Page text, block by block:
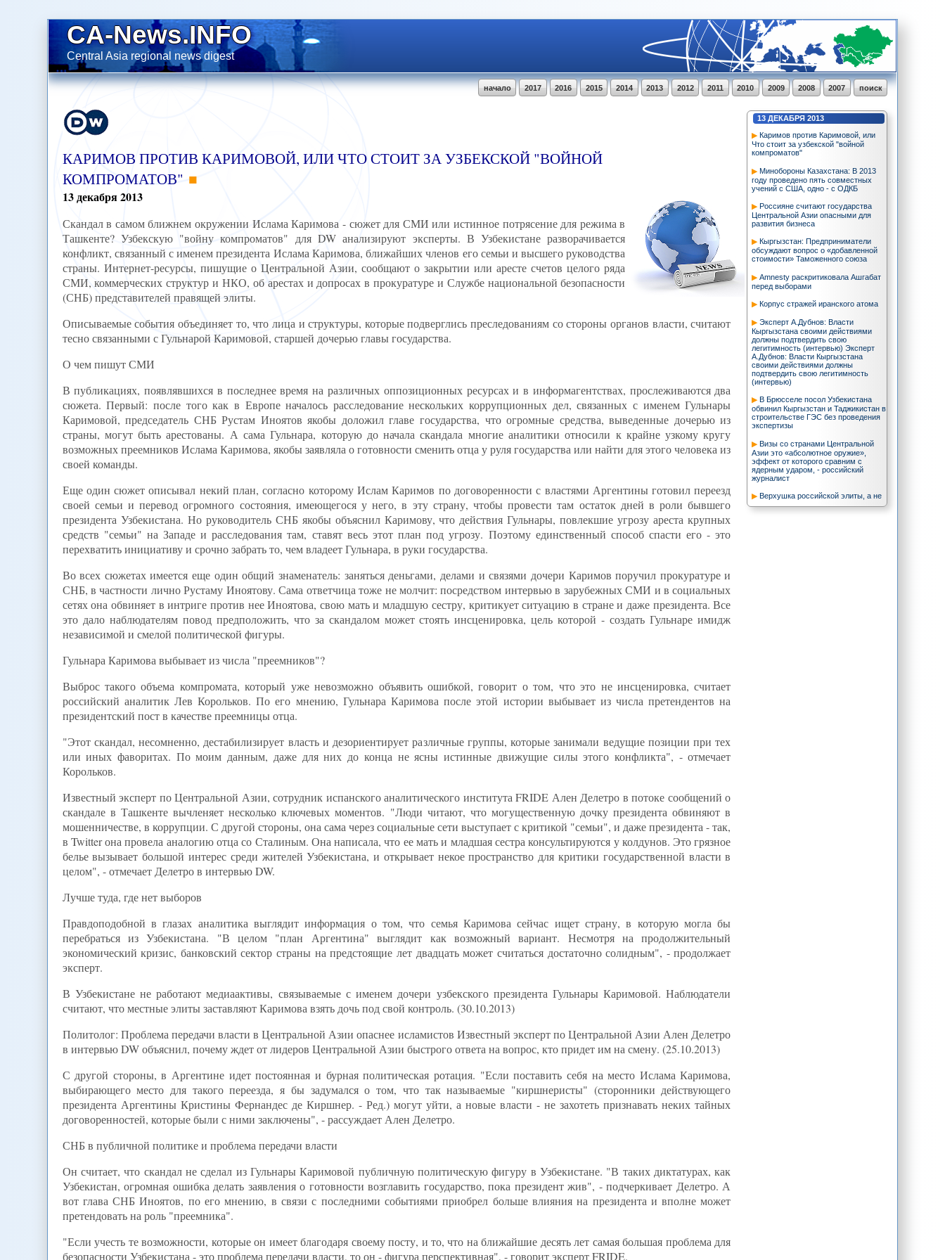
CA-News.INFO
Central Asia regional news digest
поиск
2007
2008
2009
2010
2011
2012
2013
2014
2015
2016
2017
начало
13 ДЕКАБРЯ 2013
Каримов против Каримовой, или
Что стоит за узбекской "войной
компроматов"
Минобороны Казахстана: В 2013
году проведено пять совместных
учений с США, одно - с ОДКБ
Россияне считают государства
Центральной Азии опасными для
развития бизнеса
Кыргызстан: Предприниматели
обсуждают вопрос о «добавленной
стоимости» Таможенного союза
Amnesty раскритиковала Ашгабат
перед выборами
Корпус стражей иранского атома
Эксперт А.Дубнов: Власти
Кыргызстана своими действиями
должны подтвердить свою
легитимность (интервью) Эксперт
А.Дубнов: Власти Кыргызстана
своими действиями должны
подтвердить свою легитимность
(интервью)
В Брюсселе посол Узбекистана
обвинил Кыргызстан и Таджикистан в
строительстве ГЭС без проведения
экспертизы
Визы со странами Центральной
Азии это «абсолютное оружие»,
эффект от которого сравним с
ядерным ударом, - российский
журналист
Верхушка российской элиты, а не
несчастные выходцы из
КАРИМОВ ПРОТИВ КАРИМОВОЙ, ИЛИ ЧТО СТОИТ ЗА УЗБЕКСКОЙ "ВОЙНОЙ
КОМПРОМАТОВ"
13декабря2013
Скандал в самом ближнем окружении Ислама Каримова - сюжет для СМИ или истинное потрясение для режима в
Ташкенте? Узбекскую "войну компроматов" для DW анализируют эксперты. В Узбекистане разворачивается
конфликт, связанный с именем президента Ислама Каримова, ближайших членов его семьи и высшего руководства
страны. Интернет-ресурсы, пишущие о Центральной Азии, сообщают о закрытии или аресте счетов целого ряда
СМИ, коммерческих структур и НКО, об арестах и допросах в прокуратуре и Службе национальной безопасности
(СНБ) представителей правящей элиты.
Описываемые события объединяет то, что лица и структуры, которые подверглись преследованиям со стороны органов власти, считают
тесно связанными с Гульнарой Каримовой, старшей дочерью главы государства.
О чем пишут СМИ
В публикациях, появлявшихся в последнее время на различных оппозиционных ресурсах и в информагентствах, прослеживаются два
сюжета. Первый: после того как в Европе началось расследование нескольких коррупционных дел, связанных с именем Гульнары
Каримовой, председатель СНБ Рустам Иноятов якобы доложил главе государства, что огромные средства, выведенные дочерью из
страны, могут быть арестованы. А сама Гульнара, которую до начала скандала многие аналитики относили к крайне узкому кругу
возможных преемников Ислама Каримова, якобы заявляла о готовности сменить отца у руля государства или найти для этого человека из
своей команды.
Еще один сюжет описывал некий план, согласно которому Ислам Каримов по договоренности с властями Аргентины готовил переезд
своей семьи и перевод огромного состояния, имеющегося у него, в эту страну, чтобы провести там остаток дней в роли бывшего
президента Узбекистана. Но руководитель СНБ якобы объяснил Каримову, что действия Гульнары, повлекшие угрозу ареста крупных
средств "семьи" на Западе и расследования там, ставят весь этот план под угрозу. Поэтому единственный способ спасти его - это
перехватить инициативу и срочно забрать то, чем владеет Гульнара, в руки государства.
Во всех сюжетах имеется еще один общий знаменатель: заняться деньгами, делами и связями дочери Каримов поручил прокуратуре и
СНБ, в частности лично Рустаму Иноятову. Сама ответчица тоже не молчит: посредством интервью в зарубежных СМИ и в социальных
сетях она обвиняет в интриге против нее Иноятова, свою мать и младшую сестру, критикует ситуацию в стране и даже президента. Все
это дало наблюдателям повод предположить, что за скандалом может стоять инсценировка, цель которой - создать Гульнаре имидж
независимой и смелой политической фигуры.
Гульнара Каримова выбывает из числа "преемников"?
Выброс такого объема компромата, который уже невозможно объявить ошибкой, говорит о том, что это не инсценировка, считает
российский аналитик Лев Корольков. По его мнению, Гульнара Каримова после этой истории выбывает из числа претендентов на
президентский пост в качестве преемницы отца.
"Этот скандал, несомненно, дестабилизирует власть и дезориентирует различные группы, которые занимали ведущие позиции при тех
или иных фаворитах. По моим данным, даже для них до конца не ясны истинные движущие силы этого конфликта", - отмечает
Корольков.
Известный эксперт по Центральной Азии, сотрудник испанского аналитического института FRIDE Ален Делетро в потоке сообщений о
скандале в Ташкенте вычленяет несколько ключевых моментов. "Люди читают, что могущественную дочку президента обвиняют в
мошенничестве, в коррупции. С другой стороны, она сама через социальные сети выступает с критикой "семьи", и даже президента - так,
в Twitter она провела аналогию отца со Сталиным. Она написала, что ее мать и младшая сестра консультируются у колдунов. Это грязное
белье вызывает большой интерес среди жителей Узбекистана, и открывает некое пространство для критики государственной власти в
целом", - отмечает Делетро в интервью DW.
Лучше туда, где нет выборов
Правдоподобной в глазах аналитика выглядит информация о том, что семья Каримова сейчас ищет страну, в которую могла бы
перебраться из Узбекистана. "В целом "план Аргентина" выглядит как возможный вариант. Несмотря на продолжительный
экономический кризис, банковский сектор страны на предстоящие лет двадцать может считаться достаточно солидным", - продолжает
эксперт.
В Узбекистане не работают медиаактивы, связываемые с именем дочери узбекского президента Гульнары Каримовой. Наблюдатели
считают, что местные элиты заставляют Каримова взять дочь под свой контроль. (30.10.2013)
Политолог: Проблема передачи власти в Центральной Азии опаснее исламистов Известный эксперт по Центральной Азии Ален Делетро
в интервью DW объяснил, почему ждет от лидеров Центральной Азии быстрого ответа на вопрос, кто придет им на смену. (25.10.2013)
С другой стороны, в Аргентине идет постоянная и бурная политическая ротация. "Если поставить себя на место Ислама Каримова,
выбирающего место для такого переезда, я бы задумался о том, что так называемые "киршнеристы" (сторонники действующего
президента Аргентины Кристины Фернандес де Киршнер. - Ред.) могут уйти, а новые власти - не захотеть признавать неких тайных
договоренностей, которые были с ними заключены", - рассуждает Ален Делетро.
СНБ в публичной политике и проблема передачи власти
Он считает, что скандал не сделал из Гульнары Каримовой публичную политическую фигуру в Узбекистане. "В таких диктатурах, как
Узбекистан, огромная ошибка делать заявления о готовности возглавить государство, пока президент жив", - подчеркивает Делетро. А
вот глава СНБ Иноятов, по его мнению, в связи с последними событиями приобрел больше влияния на президента и вполне может
претендовать на роль "преемника".
"Если учесть те возможности, которые он имеет благодаря своему посту, и то, что на ближайшие десять лет самая большая проблема для
безопасности Узбекистана - это проблема передачи власти, то он - фигура перспективная", - говорит эксперт FRIDE.